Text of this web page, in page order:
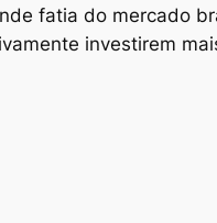
fatia do mercado
investirem